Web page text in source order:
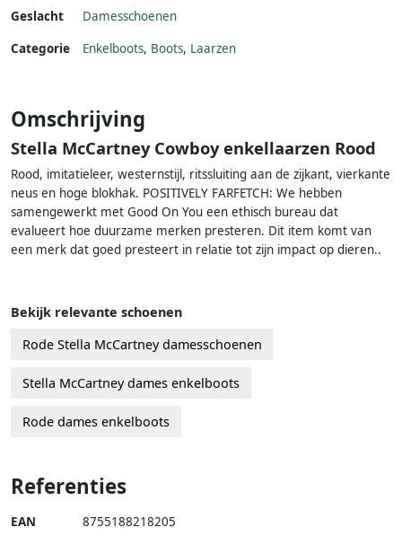
Geslacht
Damesschoenen
Categorie
Enkelboots, Boots, Laarzen
Omschrijving
Stella McCartney Cowboy enkellaarzen Rood
Rood, imitatieleer, westernstijl, ritssluiting aan de zijkant, vierkante
neus en hoge blokhak. POSITIVELY FARFETCH: We hebben
samengewerkt met Good On You een ethisch bureau dat
evalueert hoe duurzame merken presteren. Dit item komt van
een merk dat goed presteert in relatie tot zijn impact op dieren..
Bekijk relevante schoenen
Rode Stella McCartney damesschoenen
Stella McCartney dames enkelboots
Rode dames enkelboots
Referenties
EAN 8755188218205